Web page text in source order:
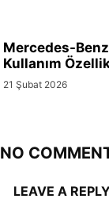
Mercedes-
Kullanım
21 Şubat 2026
NO
LEAVE A REPLY